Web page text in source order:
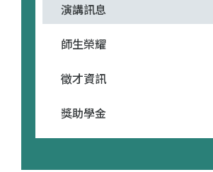
演講訊息
師生榮耀
徵才資訊
獎助學金